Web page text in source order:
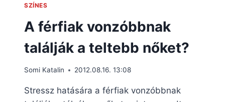
SZÍNES
A férfiak vonzóbbnak
találják a teltebb nőket?
Somi Katalin 2012.08.16. 13:08
Stressz hatására a férfiak vonzóbbnak